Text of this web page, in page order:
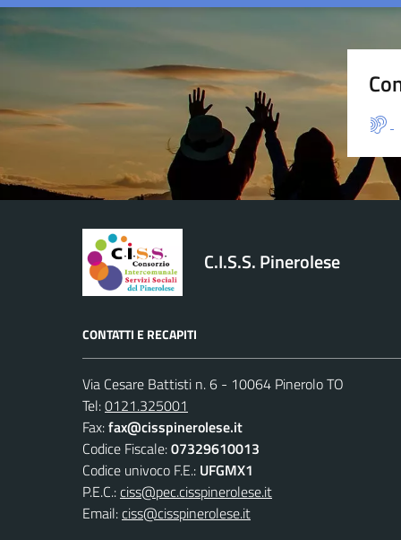
C.I.S.S. Pinerolese
CONTATTI E RECAPITI
Via Cesare Battisti n. 6 - 10064 Pinerolo TO
Tel:0121.325001
Fax:fax@cisspinerolese.it
Codice Fiscale:07329610013
Codice univoco F.E.: UFGMX1
P.E.C.:ciss@pec.cisspinerolese.it
Email:ciss@cisspinerolese.it